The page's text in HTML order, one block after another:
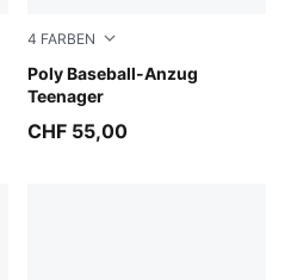
4 FARBEN
Poly Baseball-Anzug
Teenager
Misty Pink
CHF 55,00